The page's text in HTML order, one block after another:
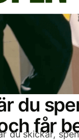
du
får
du skickar,